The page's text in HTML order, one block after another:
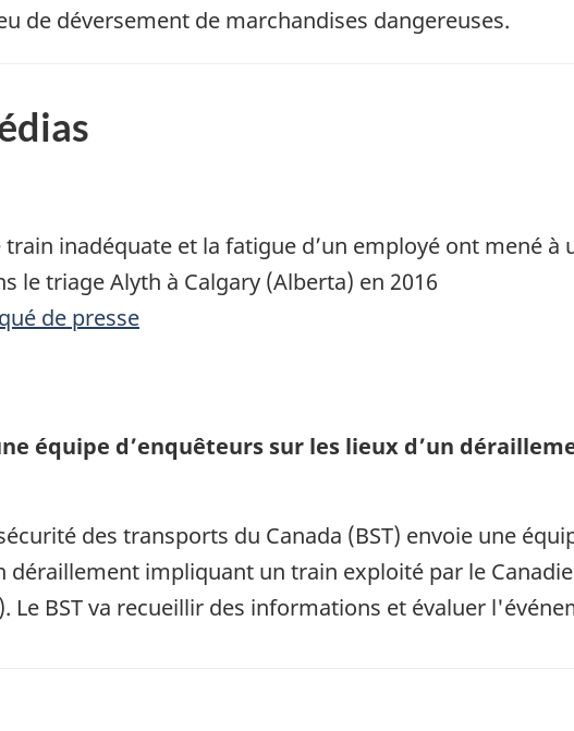
de déversement de marchandises dangereuses.
inadéquate et la fatigue d’un employé ont mené à
le triage Alyth à Calgary (Alberta) en 2016
de presse
équipe d’enquêteurs sur les lieux d’un
des transports du Canada (BST) envoie une
déraillement impliquant un train exploité par le
Le BST va recueillir des informations et évaluer